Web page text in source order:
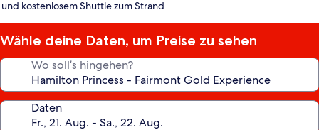
Unterkunft
und kostenlosem Shuttle zum Strand
Wähle deine Daten, um Preise zu sehen
Wo soll’s hingehen?
Daten